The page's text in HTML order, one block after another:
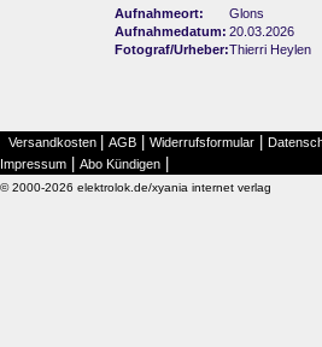
Aufnahmeort:
Glons
Aufnahmedatum: 20.03.2026
Fotograf/Urheber:Thierri Heylen
Versandkosten AGB Widerrufsformular
Impressum Abo Kündigen
© 2000-2026 elektrolok.de/xyania internet verlag